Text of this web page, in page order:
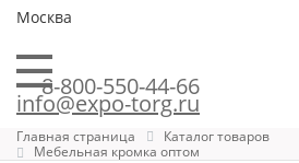
Москва
8-800-550-44-66
info@expo-torg.ru
Главная страница
Каталог товаров
Мебельная кромка оптом